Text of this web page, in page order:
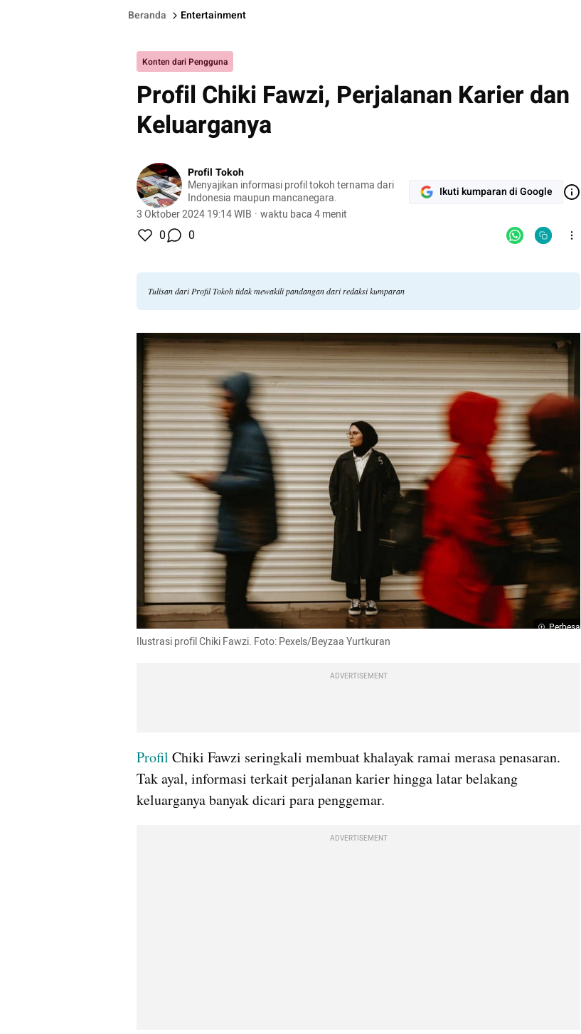
Beranda Entertainment
Konten dari Pengguna
Profil Chiki Fawzi, Perjalanan Karier dan
Keluarganya
Profil Tokoh
Menyajikan informasi profil tokoh ternama dari
Indonesia maupun mancanegara.
3 Oktober 2024 19:14 WIB · waktu baca 4 menit
Ikuti kumparan di Google
0 0
Tulisan dari Profil Tokoh tidak mewakili pandangan dari redaksi kumparan
Perbesar
Ilustrasi profil Chiki Fawzi. Foto: Pexels/Beyzaa Yurtkuran
ADVERTISEMENT
Profil Chiki Fawzi seringkali membuat khalayak ramai merasa penasaran.
Tak ayal, informasi terkait perjalanan karier hingga latar belakang
keluarganya banyak dicari para penggemar.
ADVERTISEMENT